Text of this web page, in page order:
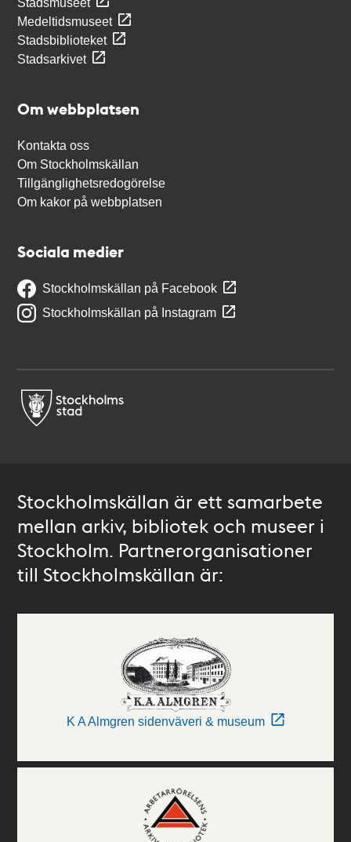
Stadsmuseet
Medeltidsmuseet
Stadsbiblioteket
Stadsarkivet
Om webbplatsen
Kontakta oss
Om Stockholmskällan
Tillgänglighetsredogörelse
Om kakor på webbplatsen
Sociala medier
Stockholmskällan på Facebook
Stockholmskällan på Instagram
Stockholmskällan är ett samarbete
mellan arkiv, bibliotek och museer i
Stockholm. Partnerorganisationer
till Stockholmskällan är:
K A Almgren sidenväveri & museum